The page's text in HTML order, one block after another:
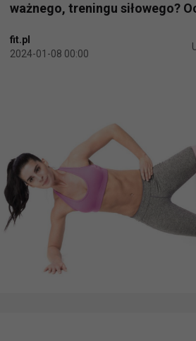
ważnego, treningu siłowego?
fit.pl
2024-01-08 00:00